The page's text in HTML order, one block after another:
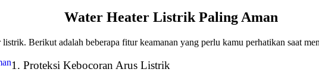
Water Heater Listrik Paling Aman
Berikut adalah beberapa fitur keamanan yang perlu kamu perhatikan saat
1. Proteksi Kebocoran Arus Listrik